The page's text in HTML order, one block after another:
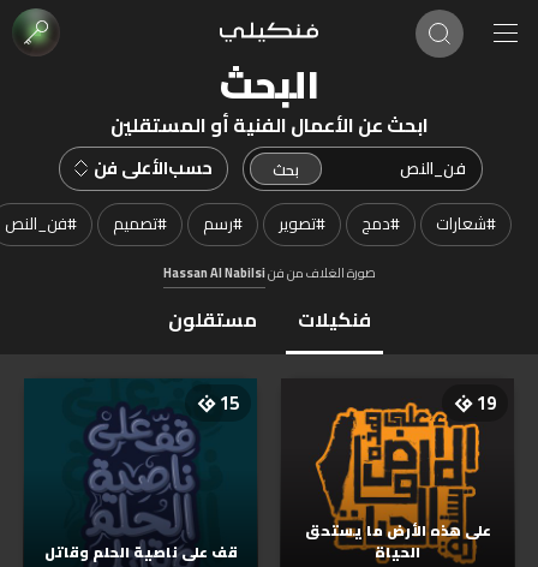
البحث
ابحث عن الأعمال الفنية أو المستقلين
حسبالأعلى فن
#شعارات #دمج #تصوير #رسم #تصميم #فن_النص
صورة الغلاف من فنHassan Al Nabilsi
فنكيلات مستقلون
19
على هذه الأرض ما يستحق
الحياة
15
قف على ناصية الحلم وقاتل